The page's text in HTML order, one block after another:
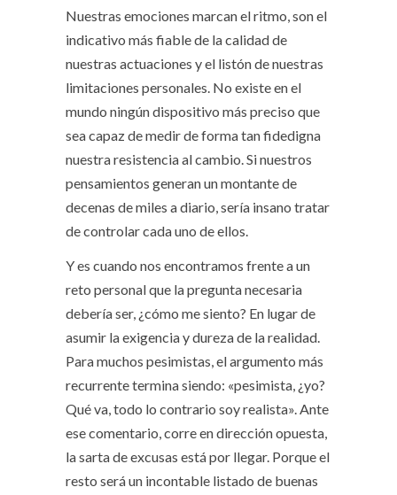
Nuestras emociones marcan el ritmo, son el
indicativo más fiable de la calidad de
nuestras actuaciones y el listón de nuestras
limitaciones personales. No existe en el
mundo ningún dispositivo más preciso que
sea capaz de medir de forma tan fidedigna
nuestra resistencia al cambio. Si nuestros
pensamientos generan un montante de
decenas de miles a diario, sería insano tratar
de controlar cada uno de ellos.
Y es cuando nos encontramos frente a un
reto personal que la pregunta necesaria
debería ser, ¿cómo me siento? En lugar de
asumir la exigencia y dureza de la realidad.
Para muchos pesimistas, el argumento más
recurrente termina siendo: «pesimista, ¿yo?
Qué va, todo lo contrario soy realista». Ante
ese comentario, corre en dirección opuesta,
la sarta de excusas está por llegar. Porque el
resto será un incontable listado de buenas